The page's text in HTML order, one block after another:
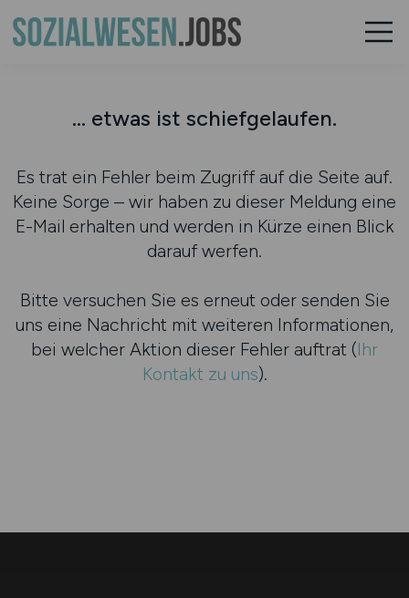
... etwas ist schiefgelaufen.
Es trat ein Fehler beim Zugriff auf die Seite auf.
Keine Sorge – wir haben zu dieser Meldung eine
E-Mail erhalten und werden in Kürze einen Blick
darauf werfen.
Bitte versuchen Sie es erneut oder senden Sie
uns eine Nachricht mit weiteren Informationen,
bei welcher Aktion dieser Fehler auftrat (Ihr
Kontakt zu uns).